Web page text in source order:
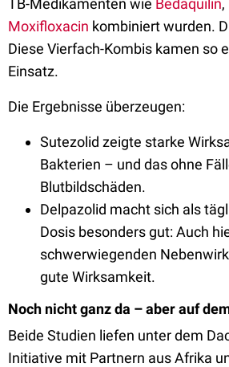
TB-Medikamenten wie Bedaquilin,
Moxifloxacin kombiniert wurden.
Diese Vierfach-Kombis kamen so
Einsatz.
Die Ergebnisse überzeugen:
Sutezolid zeigte starke
Bakterien – und das ohne
Blutbildschäden.
Delpazolid macht sich als
Dosis besonders gut: Auch
schwerwiegenden
gute Wirksamkeit.
Noch nicht ganz da – aber auf
Beide Studien liefen unter dem
Initiative mit Partnern aus Afrika